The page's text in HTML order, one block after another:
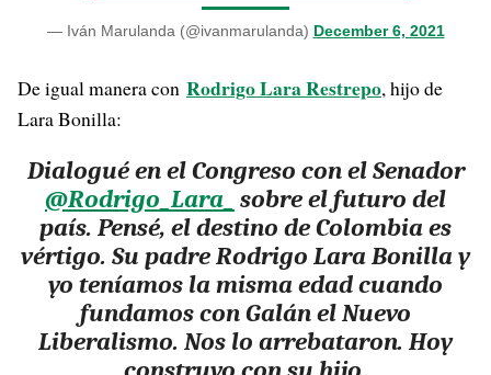
— Iván Marulanda (@ivanmarulanda) December 6, 2021
De igual manera con Rodrigo Lara Restrepo, hijo de
Lara Bonilla:
Dialogué en el Congreso con el Senador
@Rodrigo_Lara_ sobre el futuro del
país. Pensé, el destino de Colombia es
vértigo. Su padre Rodrigo Lara Bonilla y
yo teníamos la misma edad cuando
fundamos con Galán el Nuevo
Liberalismo. Nos lo arrebataron. Hoy